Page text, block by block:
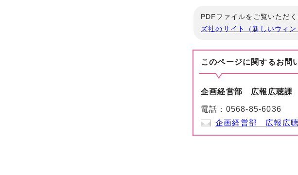
PDFファイルをご覧いただ
ズ社のサイト（新しいウィ
このページに関するお問
企画経営部 広報広聴課
電話： 0568-85-6036
企画経営部 広報広聴